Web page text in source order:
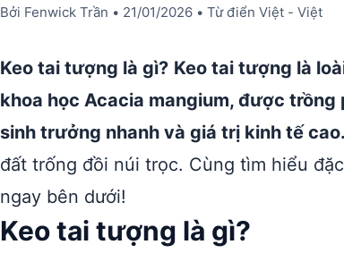
Bởi Fenwick Trần • 21/01/2026 • Từ điển Việt - Việt
Keo tai tượng là gì? Keo tai tượng là
khoa học Acacia mangium, được
sinh trưởng nhanh và giá trị kinh tế cao.
đất trống đồi núi trọc. Cùng tìm hiểu
ngay bên dưới!
Keo tai tượng là gì?